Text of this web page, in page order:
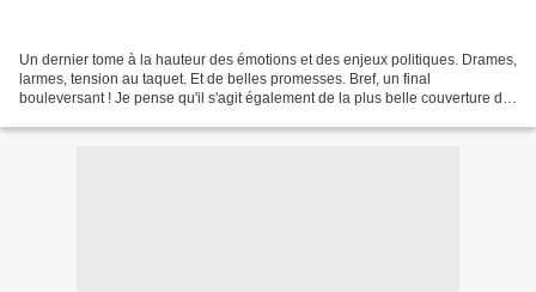
Un dernier tome à la hauteur des émotions et des enjeux politiques. Drames,
larmes, tension au taquet. Et de belles promesses. Bref, un final
bouleversant ! Je pense qu'il s'agit également de la plus belle couverture de